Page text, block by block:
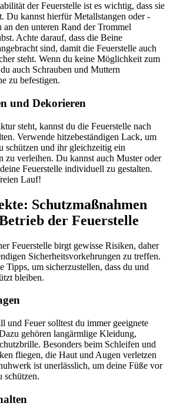
der Feuerstelle ist es wichtig, dass sie
Du kannst hierfür Metallstangen oder -
den unteren Rand der Trommel
Achte darauf, dass die Beine
sind, damit die Feuerstelle auch
steht. Wenn du keine Möglichkeit zum
auch Schrauben und Muttern
zu befestigen.
und Dekorieren
steht, kannst du die Feuerstelle nach
Verwende hitzebeständigen Lack, um
schützen und ihr gleichzeitig ein
zu verleihen. Du kannst auch Muster oder
Feuerstelle individuell zu gestalten.
Lauf!
Schutzmaßnahmen
der Feuerstelle
Feuerstelle birgt gewisse Risiken, daher
Sicherheitsvorkehrungen zu treffen.
um sicherzustellen, dass du und
bleiben.
und Feuer solltest du immer geeignete
gehören langärmlige Kleidung,
Besonders beim Schleifen und
fliegen, die Haut und Augen verletzen
ist unerlässlich, um deine Füße vor
schützen.